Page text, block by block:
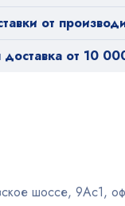
от
доставка от 10
шоссе, 9Ас1,